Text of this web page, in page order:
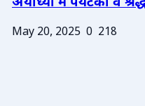
May 20, 2025 0 218